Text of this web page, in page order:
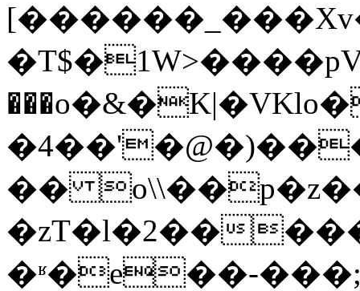
��
�zT�l�2��
�ʶ�e��-